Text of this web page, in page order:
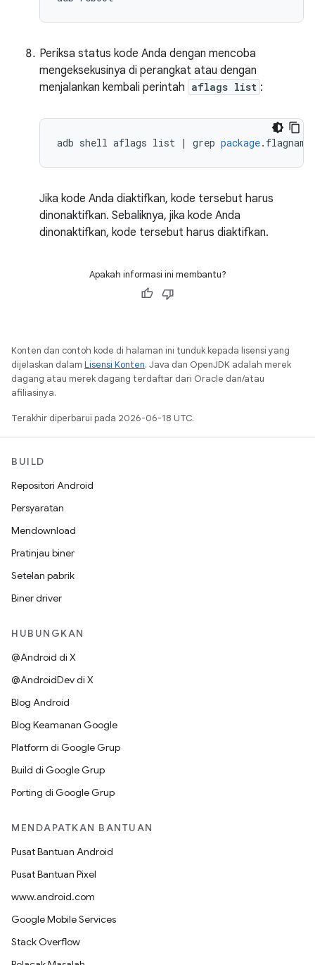
Periksa status kode Anda dengan mencoba
mengeksekusinya di perangkat atau dengan
menjalankan kembali perintah aflags list :
adb shell aflags list | grep package. flagname
Jika kode Anda diaktifkan, kode tersebut harus
dinonaktifkan. Sebaliknya, jika kode Anda
dinonaktifkan, kode tersebut harus diaktifkan.
Apakah informasi ini membantu?
Konten dan contoh kode di halaman ini tunduk kepada lisensi yang
dijelaskan dalam Lisensi Konten. Java dan OpenJDK adalah merek
dagang atau merek dagang terdaftar dari Oracle dan/atau
afiliasinya.
Terakhir diperbarui pada 2026-06-18 UTC.
BUILD
Repositori Android
Persyaratan
Mendownload
Pratinjau biner
Setelan pabrik
Biner driver
HUBUNGKAN
@Android di X
@AndroidDev di X
Blog Android
Blog Keamanan Google
Platform di Google Grup
Build di Google Grup
Porting di Google Grup
MENDAPATKAN BANTUAN
Pusat Bantuan Android
Pusat Bantuan Pixel
www.android.com
Google Mobile Services
Stack Overflow